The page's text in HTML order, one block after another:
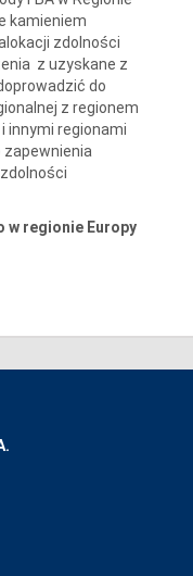
kamieniem
zdolności
z uzyskane z
do
z regionem
innymi regionami
zapewnienia
w regionie Europy